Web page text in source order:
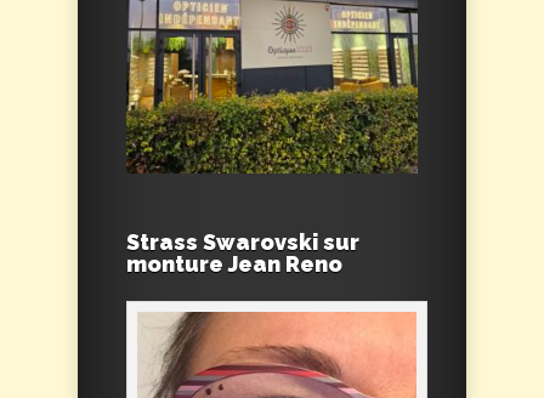
Strass Swarovski sur
monture Jean Reno